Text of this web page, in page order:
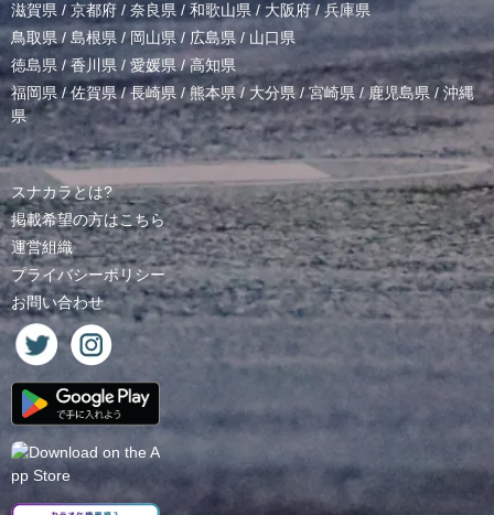
滋賀県 / 京都府 / 奈良県 / 和歌山県/ 大阪府 /兵庫県
鳥取県/ 島根県 /岡山県/ 広島県 / 山口県
徳島県 /香川県 / 愛媛県/高知県
福岡県/佐賀県/長崎県 /熊本県/ 大分県/宮崎県 /鹿児島県 / 沖縄
県
スナカラとは?
掲載希望の方はこちら
運営組織
プライバシーポリシー
お問い合わせ